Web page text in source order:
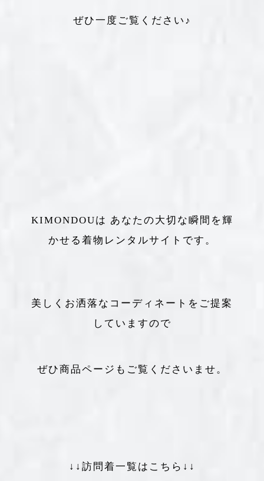
ぜひ一度ご覧ください♪
KIMONDOUは あなたの大切な瞬間を輝
かせる着物レンタルサイトです。
美しくお洒落なコーディネートをご提案
していますので
ぜひ商品ページもご覧くださいませ。
↓↓訪問着一覧はこちら↓↓